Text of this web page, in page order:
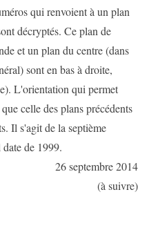
qui renvoient à un plan
décryptés. Ce plan de
et un plan du centre (dans
sont en bas à droite,
L'orientation qui permet
celle des plans précédents
Il s'agit de la septième
de 1999.
26 septembre 2014
(à suivre)